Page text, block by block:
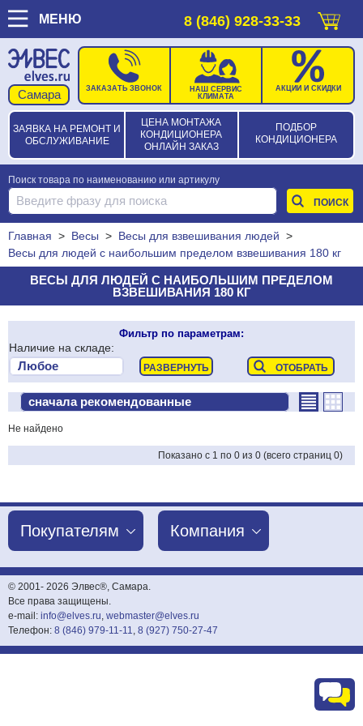
МЕНЮ 8 (846) 928-33-33
ЗАЯВКА НА РЕМОНТ И
ОБСЛУЖИВАНИЕ
ЦЕНА МОНТАЖА
КОНДИЦИОНЕРА
ОНЛАЙН ЗАКАЗ
ПОДБОР
КОНДИЦИОНЕРА
ЗАКАЗАТЬ ЗВОНОК
НАШ СЕРВИС
КЛИМАТА
АКЦИИ И СКИДКИ
Поиск товара по наименованию или артикулу
Главная > Весы > Весы для взвешивания людей >
Весы для людей с наибольшим пределом взвешивания 180 кг
ВЕСЫ ДЛЯ ЛЮДЕЙ С НАИБОЛЬШИМ ПРЕДЕЛОМ
ВЗВЕШИВАНИЯ 180 КГ
Фильтр по параметрам:
Наличие на складе:
Не найдено
Показано с 1 по 0 из 0 (всего страниц 0)
Покупателям Компания
© 2001- 2026 Элвес®, Самара.
Все права защищены.
e-mail: info@elves.ru, webmaster@elves.ru
Телефон: 8 (846) 979-11-11, 8 (927) 750-27-47